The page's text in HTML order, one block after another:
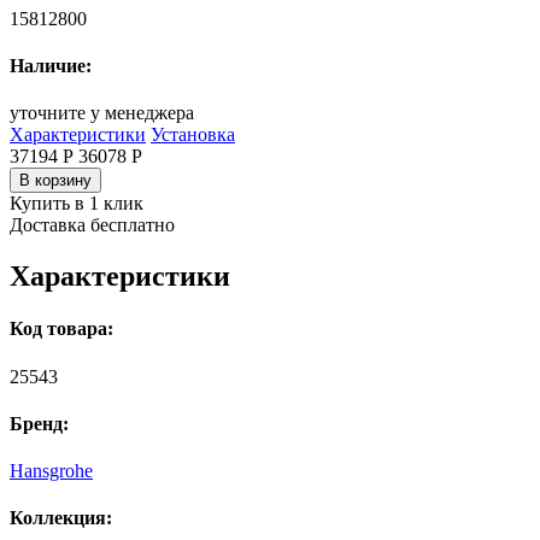
15812800
Наличие:
уточните у менеджера
Характеристики Установка
37194 Р 36078 Р
В корзину
Купить в 1 клик
Доставка бесплатно
Характеристики
Код товара:
25543
Бренд:
Hansgrohe
Коллекция: